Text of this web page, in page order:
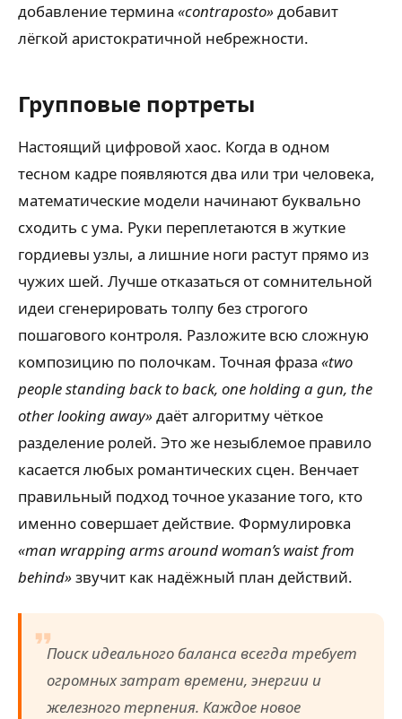
добавление термина «contraposto»добавит
лёгкой аристократичной небрежности.
Групповые портреты
Настоящий цифровой хаос. Когда в одном
тесном кадре появляются два или три человека,
математические модели начинают буквально
сходить с ума. Руки переплетаются в жуткие
гордиевы узлы, а лишние ноги растут прямо из
чужих шей. Лучше отказаться от сомнительной
идеи сгенерировать толпу без строгого
пошагового контроля. Разложите всю сложную
композицию по полочкам. Точная фраза «two
people standing back to back, one holding a gun, the
other looking away»даёт алгоритму чёткое
разделение ролей. Это же незыблемое правило
касается любых романтических сцен. Венчает
правильный подход точное указание того, кто
именно совершает действие. Формулировка
«man wrapping arms around woman’s waist from
behind»звучит как надёжный план действий.
Поиск идеального баланса всегда требует
огромных затрат времени, энергии и
железного терпения. Каждое новое